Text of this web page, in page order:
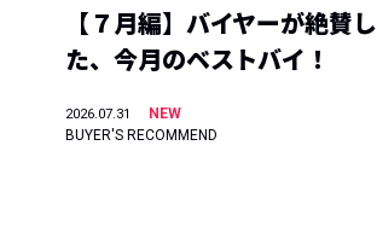
【７月編】バイヤーが絶賛し
た、今月のベストバイ！
2026.07.31
NEW
BUYER'S RECOMMEND